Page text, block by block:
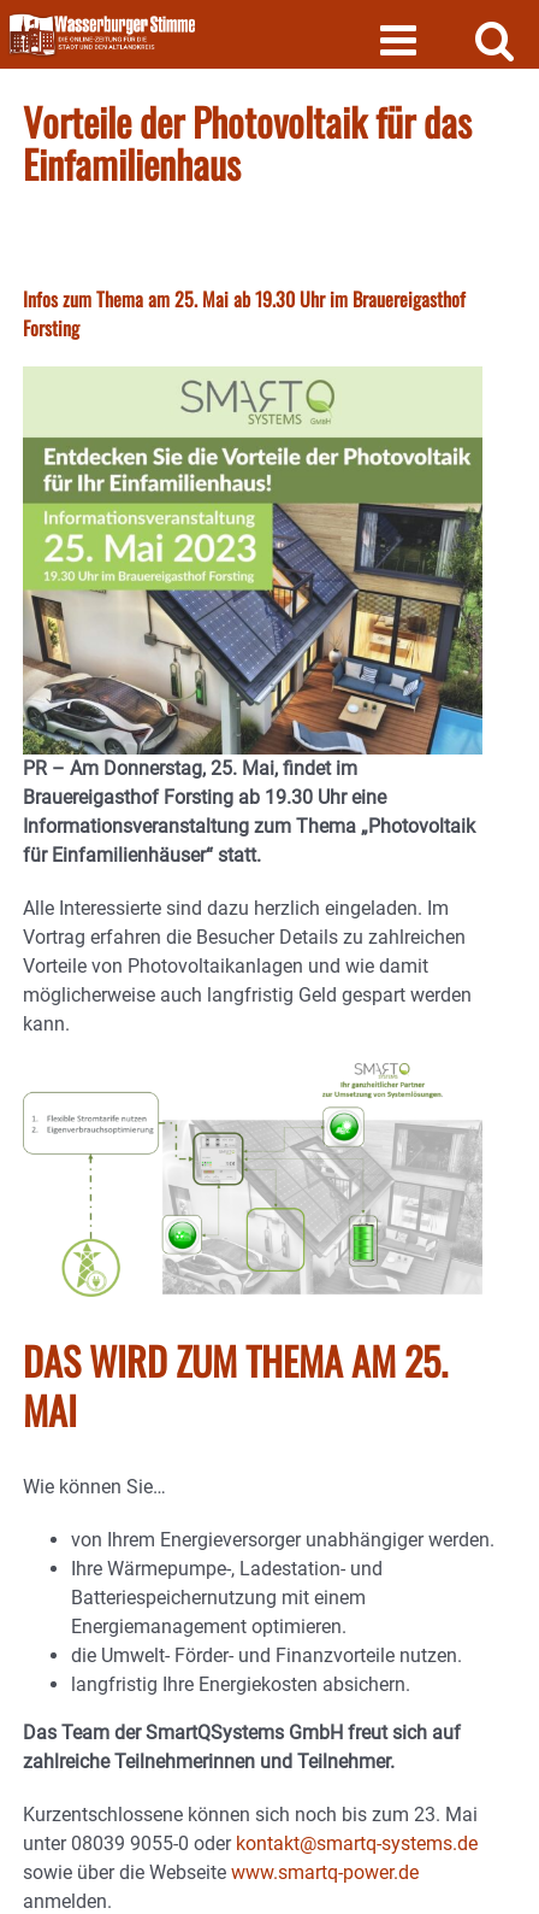
Skip
to
content
Vorteile der Photovoltaik für das
Einfamilienhaus
Infos zum Thema am 25. Mai ab 19.30 Uhr im Brauereigasthof
Forsting
PR – Am Donnerstag, 25. Mai, findet im
Brauereigasthof Forsting ab 19.30 Uhr eine
Informationsveranstaltung zum Thema „Photovoltaik
für Einfamilienhäuser“ statt.
Alle Interessierte sind dazu herzlich eingeladen. Im
Vortrag erfahren die Besucher Details zu zahlreichen
Vorteile von Photovoltaikanlagen und wie damit
möglicherweise auch langfristig Geld gespart werden
kann.
DAS WIRD ZUM THEMA AM 25.
MAI
Wie können Sie…
von Ihrem Energieversorger unabhängiger werden.
Ihre Wärmepumpe-, Ladestation- und
Batteriespeichernutzung mit einem
Energiemanagement optimieren.
die Umwelt- Förder- und Finanzvorteile nutzen.
langfristig Ihre Energiekosten absichern.
Das Team der SmartQSystems GmbH freut sich auf
zahlreiche Teilnehmerinnen und Teilnehmer.
Kurzentschlossene können sich noch bis zum 23. Mai
unter 08039 9055-0 oder kontakt@smartq-systems.de
sowie über die Webseite www.smartq-power.de
anmelden.